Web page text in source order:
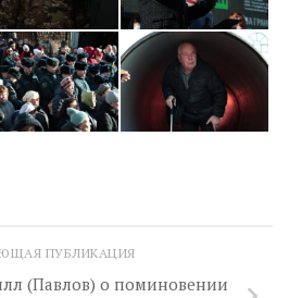
ПУБЛИКАЦИЯ
(Павлов) о поминовении